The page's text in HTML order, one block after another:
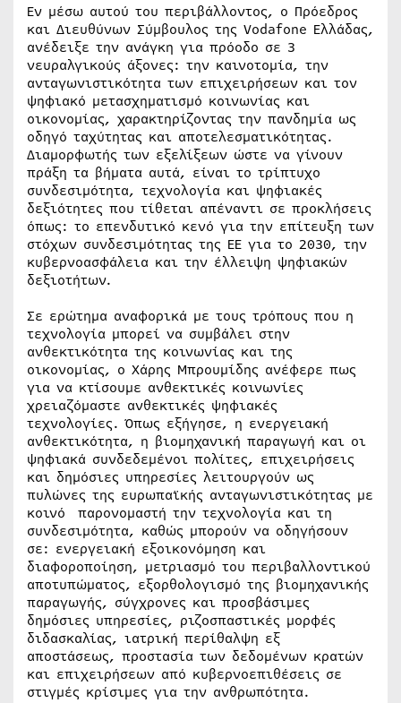
Εν μέσω αυτού του περιβάλλοντος, ο Πρόεδρος
και Διευθύνων Σύμβουλος της Vodafone Ελλάδας,
ανέδειξε την ανάγκη για πρόοδο σε 3
νευραλγικούς άξονες: την καινοτομία, την
ανταγωνιστικότητα των επιχειρήσεων και τον
ψηφιακό μετασχηματισμό κοινωνίας και
οικονομίας, χαρακτηρίζοντας την πανδημία ως
οδηγό ταχύτητας και αποτελεσματικότητας.
Διαμορφωτής των εξελίξεων ώστε να γίνουν
πράξη τα βήματα αυτά, είναι το τρίπτυχο
συνδεσιμότητα, τεχνολογία και ψηφιακές
δεξιότητες που τίθεται απέναντι σε προκλήσεις
όπως: το επενδυτικό κενό για την επίτευξη των
στόχων συνδεσιμότητας της ΕΕ για το 2030, την
κυβερνοασφάλεια και την έλλειψη ψηφιακών
δεξιοτήτων.
Σε ερώτημα αναφορικά με τους τρόπους που η
τεχνολογία μπορεί να συμβάλει στην
ανθεκτικότητα της κοινωνίας και της
οικονομίας, ο Χάρης Μπρουμίδης ανέφερε πως
για να κτίσουμε ανθεκτικές κοινωνίες
χρειαζόμαστε ανθεκτικές ψηφιακές
τεχνολογίες. Όπως εξήγησε, η ενεργειακή
ανθεκτικότητα, η βιομηχανική παραγωγή και οι
ψηφιακά συνδεδεμένοι πολίτες, επιχειρήσεις
και δημόσιες υπηρεσίες λειτουργούν ως
πυλώνες της ευρωπαϊκής ανταγωνιστικότητας με
κοινό παρονομαστή την τεχνολογία και τη
συνδεσιμότητα, καθώς μπορούν να οδηγήσουν
σε: ενεργειακή εξοικονόμηση και
διαφοροποίηση, μετριασμό του περιβαλλοντικού
αποτυπώματος, εξορθολογισμό της βιομηχανικής
παραγωγής, σύγχρονες και προσβάσιμες
δημόσιες υπηρεσίες, ριζοσπαστικές μορφές
διδασκαλίας, ιατρική περίθαλψη εξ
αποστάσεως, προστασία των δεδομένων κρατών
και επιχειρήσεων από κυβερνοεπιθέσεις σε
στιγμές κρίσιμες για την ανθρωπότητα.